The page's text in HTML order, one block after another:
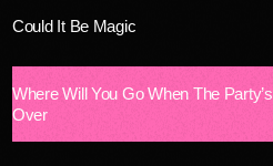
Could It Be Magic
Where Will You Go When The Party’s
Over